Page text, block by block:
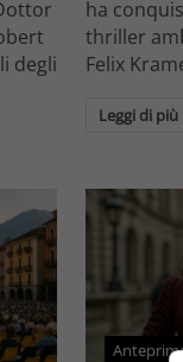
degli
ha
thriller
Felix
Leggi di più